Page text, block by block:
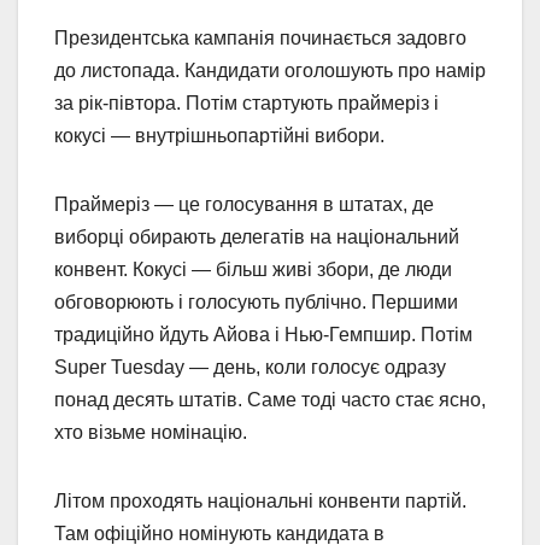
Президентська кампанія починається задовго
до листопада. Кандидати оголошують про намір
за рік-півтора. Потім стартують праймеріз і
кокусі — внутрішньопартійні вибори.
Праймеріз — це голосування в штатах, де
виборці обирають делегатів на національний
конвент. Кокусі — більш живі збори, де люди
обговорюють і голосують публічно. Першими
традиційно йдуть Айова і Нью-Гемпшир. Потім
Super Tuesday — день, коли голосує одразу
понад десять штатів. Саме тоді часто стає ясно,
хто візьме номінацію.
Літом проходять національні конвенти партій.
Там офіційно номінують кандидата в